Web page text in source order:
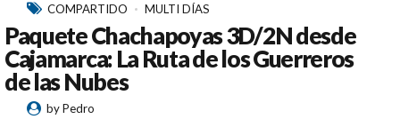
COMPARTIDO MULTI DÍAS
Paquete Chachapoyas 3D/2N desde
Cajamarca: La Ruta de los Guerreros
de las Nubes
by Pedro